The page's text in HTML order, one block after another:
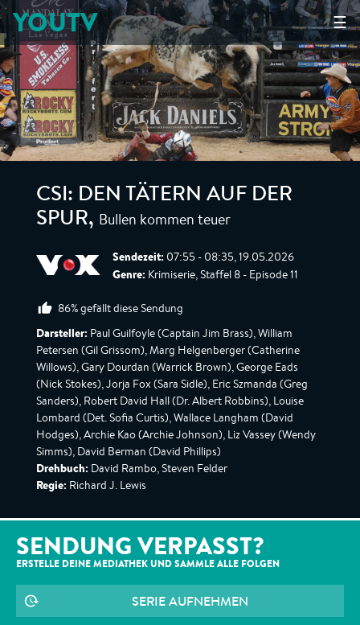
☰
YOUTV
CSI: DEN TÄTERN AUF DER
SPUR, Bullen kommen teuer
Sendezeit: 07:55 - 08:35, 19.05.2026
Genre: Krimiserie, Staffel 8 - Episode 11
86% gefällt diese Sendung
Darsteller: Paul Guilfoyle (Captain Jim Brass), William
Petersen (Gil Grissom), Marg Helgenberger (Catherine
Willows), Gary Dourdan (Warrick Brown), George Eads
(Nick Stokes), Jorja Fox (Sara Sidle), Eric Szmanda (Greg
Sanders), Robert David Hall (Dr. Albert Robbins), Louise
Lombard (Det. Sofia Curtis), Wallace Langham (David
Hodges), Archie Kao (Archie Johnson), Liz Vassey (Wendy
Simms), David Berman (David Phillips)
Drehbuch: David Rambo, Steven Felder
Regie: Richard J. Lewis
SENDUNG VERPASST?
ERSTELLE DEINE MEDIATHEK UND SAMMLE ALLE FOLGEN
SERIE AUFNEHMEN